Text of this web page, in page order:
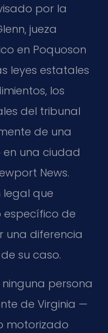
por la
jueza
en Poquoson
leyes estatales
los
del tribunal
de una
una ciudad
News.
que
específico de
una diferencia
su caso.
ninguna persona
de Virginia —
motorizado